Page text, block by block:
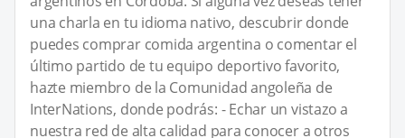
una charla en tu idioma nativo, descubrir donde
puedes comprar comida argentina o comentar el
último partido de tu equipo deportivo favorito,
hazte miembro de la Comunidad angoleña de
InterNations, donde podrás: - Echar un vistazo a
nuestra red de alta calidad para conocer a otros